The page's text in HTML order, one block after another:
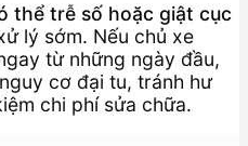
thể trễ số hoặc giật cục
lý sớm. Nếu chủ xe
từ những ngày đầu,
cơ đại tu, tránh hư
chi phí sửa chữa.